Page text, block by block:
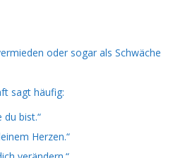
oder sogar als Schwäche
sagt häufig:
du bist.“
Herzen.“